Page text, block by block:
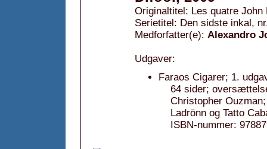
Originaltitel: Les quatre John
Serietitel: Den sidste inkal,
Medforfatter(e): Alexandro
Udgaver:
Faraos Cigarer; 1.
64 sider;
Christopher
Ladrönn og Tatto
ISBN-nummer: